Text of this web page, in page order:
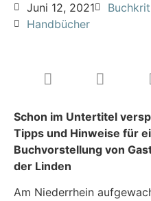
Juni 12, 2021
Handbücher
Schon im Untertitel
Tipps und Hinweise für
Buchvorstellung von
der Linden
Am Niederrhein